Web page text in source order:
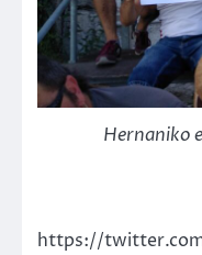
Hernaniko
https://